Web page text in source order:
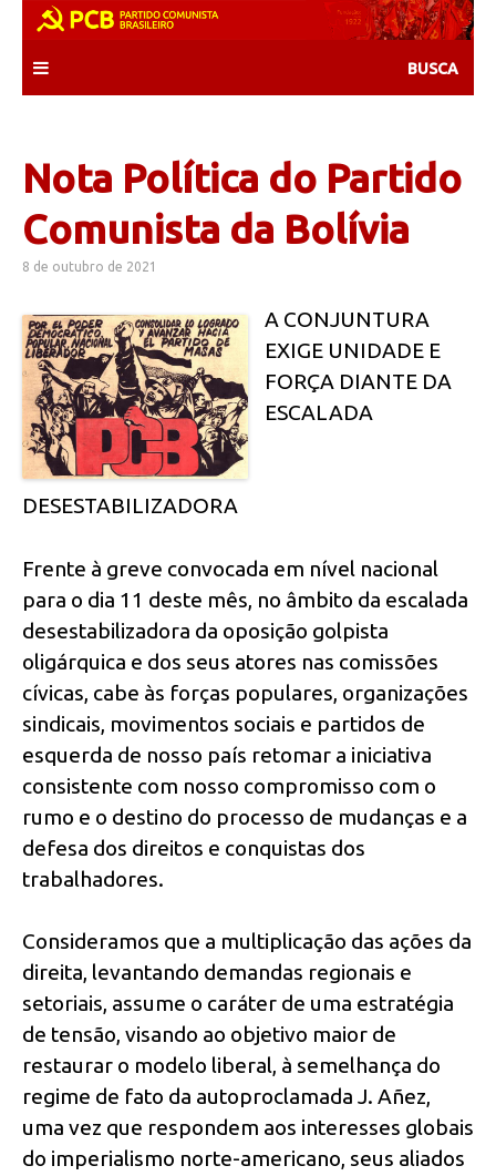
content
Nota Política do Partido
Comunista da Bolívia
8 de outubro de 2021
A CONJUNTURA
EXIGE UNIDADE E
FORÇA DIANTE DA
ESCALADA
DESESTABILIZADORA
Frente à greve convocada em nível nacional
para o dia 11 deste mês, no âmbito da escalada
desestabilizadora da oposição golpista
oligárquica e dos seus atores nas comissões
cívicas, cabe às forças populares, organizações
sindicais, movimentos sociais e partidos de
esquerda de nosso país retomar a iniciativa
consistente com nosso compromisso com o
rumo e o destino do processo de mudanças e a
defesa dos direitos e conquistas dos
trabalhadores.
Consideramos que a multiplicação das ações da
direita, levantando demandas regionais e
setoriais, assume o caráter de uma estratégia
de tensão, visando ao objetivo maior de
restaurar o modelo liberal, à semelhança do
regime de fato da autoproclamada J. Añez,
uma vez que respondem aos interesses globais
do imperialismo norte-americano, seus aliados